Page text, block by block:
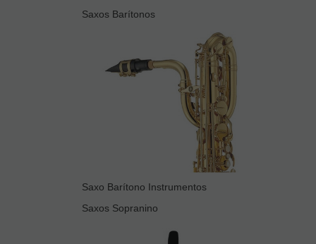
Saxos Barítonos
Saxo Barítono Instrumentos
Saxos Sopranino